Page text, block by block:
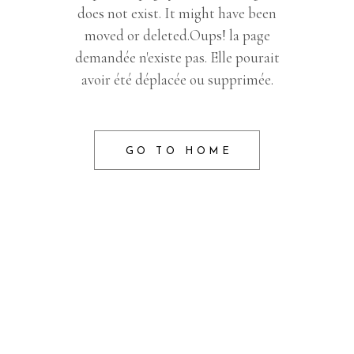
does not exist. It might have been
moved or deleted.Oups! la page
demandée n'existe pas. Elle pourait
avoir été déplacée ou supprimée.
GO TO HOME